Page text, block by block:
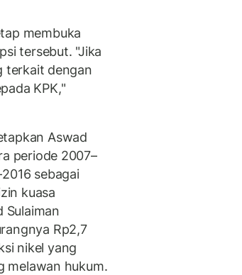
membuka
tersebut. "Jika
terkait dengan
KPK,"
Aswad
periode 2007–
sebagai
kuasa
Sulaiman
Rp2,7
nikel yang
melawan hukum.